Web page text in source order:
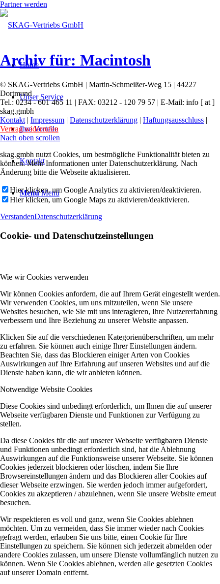
Partner werden
Home
Unser Service
Ihre Vorteile
Kontakt
Menü Menü
Archiv für: Macintosh
© SKAG-Vertriebs GmbH | Martin-Schmeißer-Weg 15 | 44227
Dortmund
Tel.: 0234 - 601 465 11 | FAX: 03212 - 120 79 57 | E-Mail: info [ at ]
skag.gmbh
Kontakt | Impressum | Datenschutzerklärung | Haftungsausschluss |
Vertrag widerrufen
Nach oben scrollen
skag.gmbh nutzt Cookies, um bestmögliche Funktionalität bieten zu
können. Mehr Informationen unter Datenschutzerklärung. Nach
Änderung bitte die Webseite aktualisieren.
Hier klicken, um Google Analytics zu aktivieren/deaktivieren.
Hier klicken, um Google Maps zu aktivieren/deaktivieren.
VerstandenDatenschutzerklärung
Cookie- und Datenschutzeinstellungen
Wie wir Cookies verwenden
Wir können Cookies anfordern, die auf Ihrem Gerät eingestellt werden.
Wir verwenden Cookies, um uns mitzuteilen, wenn Sie unsere
Websites besuchen, wie Sie mit uns interagieren, Ihre Nutzererfahrung
verbessern und Ihre Beziehung zu unserer Website anpassen.
Klicken Sie auf die verschiedenen Kategorienüberschriften, um mehr
zu erfahren. Sie können auch einige Ihrer Einstellungen ändern.
Beachten Sie, dass das Blockieren einiger Arten von Cookies
Auswirkungen auf Ihre Erfahrung auf unseren Websites und auf die
Dienste haben kann, die wir anbieten können.
Notwendige Website Cookies
Diese Cookies sind unbedingt erforderlich, um Ihnen die auf unserer
Webseite verfügbaren Dienste und Funktionen zur Verfügung zu
stellen.
Da diese Cookies für die auf unserer Webseite verfügbaren Dienste
und Funktionen unbedingt erforderlich sind, hat die Ablehnung
Auswirkungen auf die Funktionsweise unserer Webseite. Sie können
Cookies jederzeit blockieren oder löschen, indem Sie Ihre
Browsereinstellungen ändern und das Blockieren aller Cookies auf
dieser Webseite erzwingen. Sie werden jedoch immer aufgefordert,
Cookies zu akzeptieren / abzulehnen, wenn Sie unsere Website erneut
besuchen.
Wir respektieren es voll und ganz, wenn Sie Cookies ablehnen
möchten. Um zu vermeiden, dass Sie immer wieder nach Cookies
gefragt werden, erlauben Sie uns bitte, einen Cookie für Ihre
Einstellungen zu speichern. Sie können sich jederzeit abmelden oder
andere Cookies zulassen, um unsere Dienste vollumfänglich nutzen zu
können. Wenn Sie Cookies ablehnen, werden alle gesetzten Cookies
auf unserer Domain entfernt.